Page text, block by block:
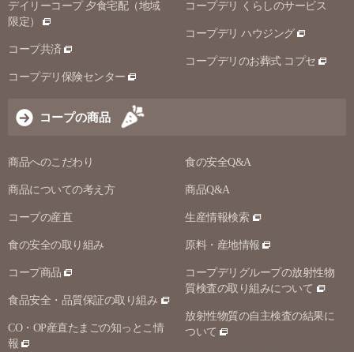
デイリーコープ 夕食宅配（地域
限定）
コープ共済
コープデリ保険センター
コープデリ くらしのサービス
コープデリ ハウジング
コープデリのお葬式 コプセ
コープの商品
商品へのこだわり
商品についての考え方
コープの産直
食の安全の取り組み
コープ商品
食品安全・品質保証の取り組み
CO・OP産直たまごの知っとこ情
報
食の安全Q&A
商品Q&A
生産情報検索
原料・産地情報
コープデリグループの放射性物
質検査の取り組みについて
放射性物質の自主検査の結果に
ついて